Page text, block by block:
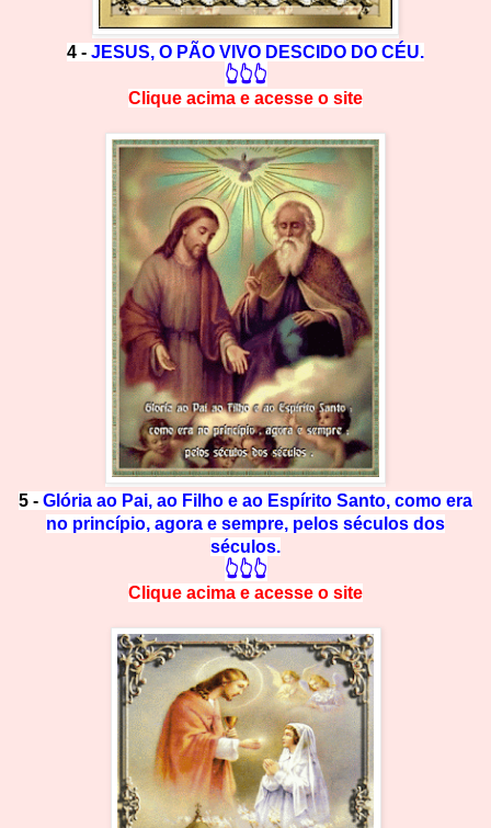
4 - JESUS, O PÃO VIVO DESCIDO DO CÉU.
👆👆👆
Clique acima e acesse o site
5 - Glória ao Pai, ao Filho e ao Espírito Santo, como era
no princípio, agora e sempre, pelos séculos dos
séculos.
👆👆👆
Clique acima e acesse o site